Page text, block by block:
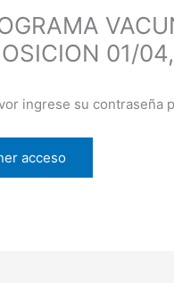
01/
ingrese su contraseña